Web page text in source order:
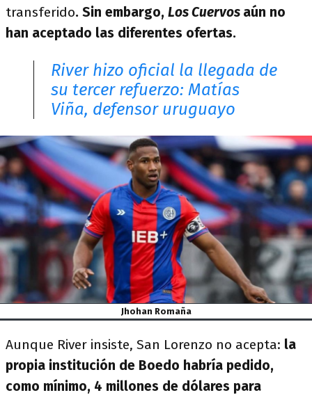
transferido. Sin embargo, Los Cuervos aún no
han aceptado las diferentes ofertas.
River hizo oficial la llegada de
su tercer refuerzo: Matías
Viña, defensor uruguayo
Jhohan Romaña
Aunque River insiste, San Lorenzo no acepta: la
propia institución de Boedo habría pedido,
como mínimo, 4 millones de dólares para